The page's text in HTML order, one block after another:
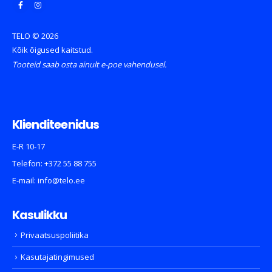
TELO © 2026
Kõik õigused kaitstud.
Tooteid saab osta ainult e-poe vahendusel.
Klienditeenidus
E-R 10-17
Telefon: +372 55 88 755
E-mail: info@telo.ee
Kasulikku
Privaatsuspoliitika
Kasutajatingimused